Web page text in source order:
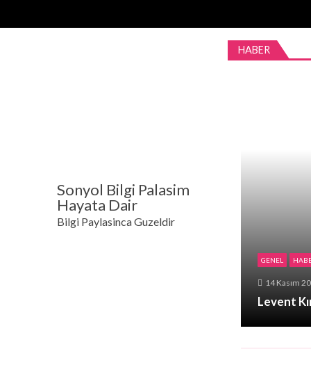
navigation
content
Sonyol Bilgi Palasim
Hayata Dair
Bilgi Paylasinca Guzeldir
HABER
GENEL
14 Kasım
Levent